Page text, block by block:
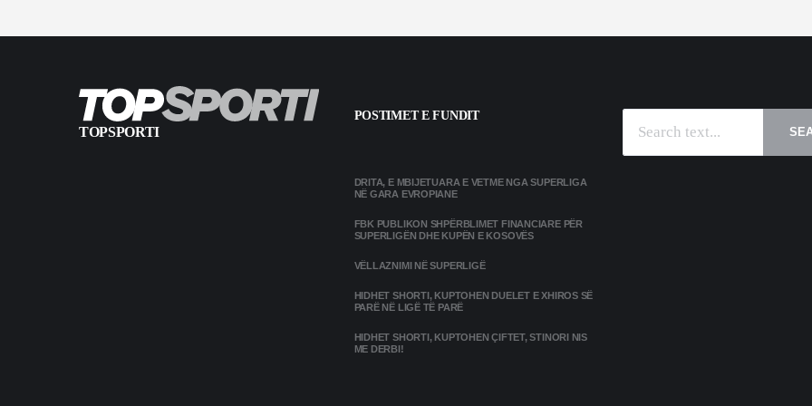
TOPSPORTI
POSTIMET E FUNDIT
DRITA, E MBIJETUARA E VETME NGA SUPERLIGA
NË GARA EVROPIANE
FBK PUBLIKON SHPËRBLIMET FINANCIARE PËR
SUPERLIGËN DHE KUPËN E KOSOVËS
VËLLAZNIMI NË SUPERLIGË
HIDHET SHORTI, KUPTOHEN DUELET E XHIROS SË
PARË NË LIGË TË PARË
HIDHET SHORTI, KUPTOHEN ÇIFTET, STINORI NIS
ME DERBI!